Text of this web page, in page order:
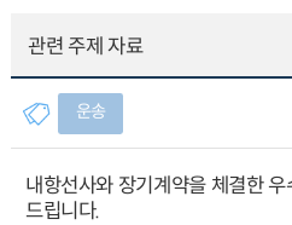
관련 주제 자료
운송
내항선사와 장기계약을 체결한
드립니다.